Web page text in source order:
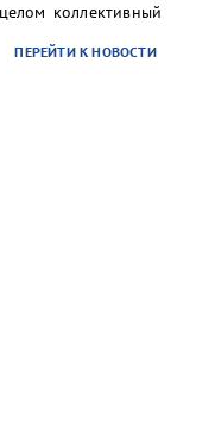
коллективный
от COVID.
ПЕРЕЙТИ К НОВОСТИ